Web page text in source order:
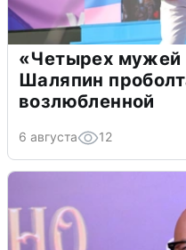
«Четырех мужей
Шаляпин
возлюбленной
6 августа 12